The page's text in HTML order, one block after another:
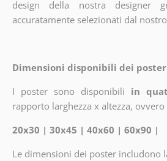
design della nostra designer
accuratamente selezionati dal
Dimensioni disponibili dei
I poster sono disponibili in
rapporto larghezza x altezza,
20x30 | 30x45 | 40x60 | 60x90 |
Le dimensioni dei poster includono